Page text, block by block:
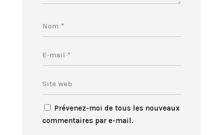
Prévenez-moi de tous les nouveaux
commentaires par e-mail.